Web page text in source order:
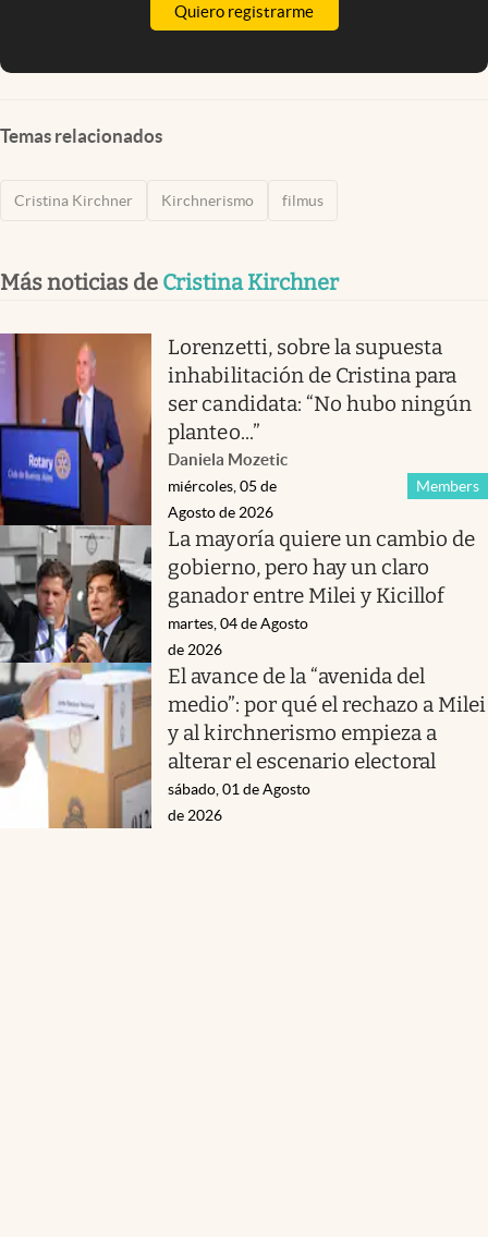
Quiero registrarme
Temas relacionados
Cristina Kirchner Kirchnerismo filmus
Más noticias de Cristina Kirchner
Lorenzetti, sobre la supuesta
inhabilitación de Cristina para
ser candidata: “No hubo ningún
planteo...”
Daniela Mozetic
Members
miércoles, 05 de
Agosto de 2026
La mayoría quiere un cambio de
gobierno, pero hay un claro
ganador entre Milei y Kicillof
martes, 04 de Agosto
de 2026
El avance de la “avenida del
medio”: por qué el rechazo a Milei
y al kirchnerismo empieza a
alterar el escenario electoral
sábado, 01 de Agosto
de 2026